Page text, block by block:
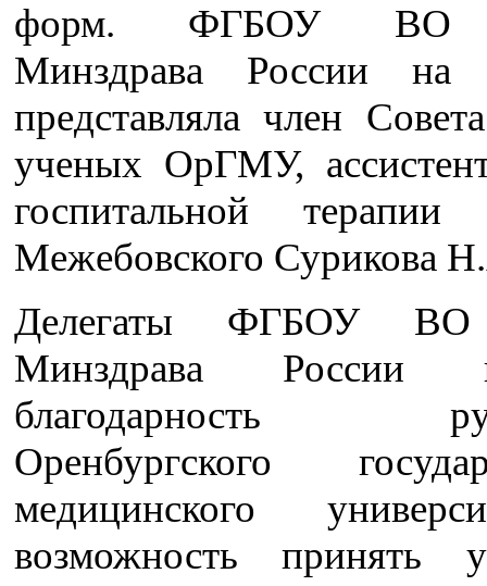
форм. ФГБОУ ВО
Минздрава России на
представляла член
ученых ОрГМУ,
госпитальной
Межебовского Сурикова
Делегаты ФГБОУ
Минздрава России
благодарность
Оренбургского
медицинского
возможность принять